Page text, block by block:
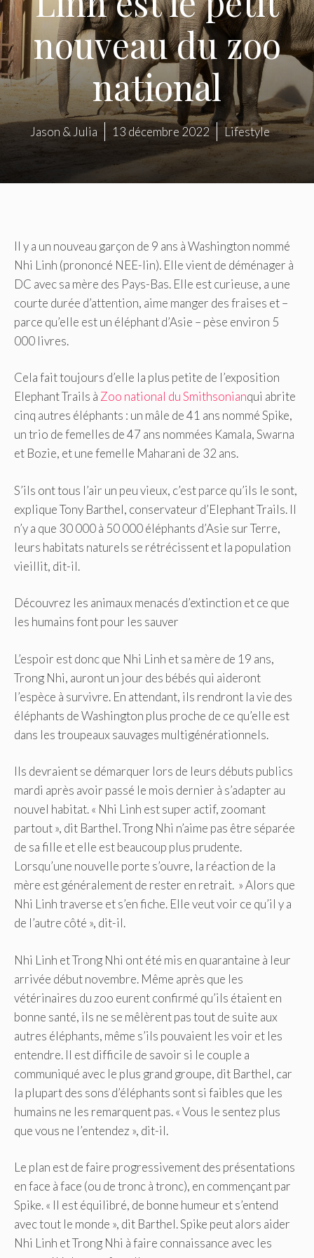
nouveau du zoo
national
Jason & Julia 13 décembre 2022 Lifestyle
Il y a un nouveau garçon de 9 ans à Washington nommé
Nhi Linh (prononcé NEE-lin). Elle vient de déménager à
DC avec sa mère des Pays-Bas. Elle est curieuse, a une
courte durée d’attention, aime manger des fraises et –
parce qu’elle est un éléphant d’Asie – pèse environ 5
000 livres.
Cela fait toujours d’elle la plus petite de l’exposition
Elephant Trails à Zoo national du Smithsonianqui abrite
cinq autres éléphants : un mâle de 41 ans nommé Spike,
un trio de femelles de 47 ans nommées Kamala, Swarna
et Bozie, et une femelle Maharani de 32 ans.
S’ils ont tous l’air un peu vieux, c’est parce qu’ils le sont,
explique Tony Barthel, conservateur d’Elephant Trails. Il
n’y a que 30 000 à 50 000 éléphants d’Asie sur Terre,
leurs habitats naturels se rétrécissent et la population
vieillit, dit-il.
Découvrez les animaux menacés d’extinction et ce que
les humains font pour les sauver
L’espoir est donc que Nhi Linh et sa mère de 19 ans,
Trong Nhi, auront un jour des bébés qui aideront
l’espèce à survivre. En attendant, ils rendront la vie des
éléphants de Washington plus proche de ce qu’elle est
dans les troupeaux sauvages multigénérationnels.
Ils devraient se démarquer lors de leurs débuts publics
mardi après avoir passé le mois dernier à s’adapter au
nouvel habitat. « Nhi Linh est super actif, zoomant
partout », dit Barthel. Trong Nhi n’aime pas être séparée
de sa fille et elle est beaucoup plus prudente.
Lorsqu’une nouvelle porte s’ouvre, la réaction de la
mère est généralement de rester en retrait. » Alors que
Nhi Linh traverse et s’en fiche. Elle veut voir ce qu’il y a
de l’autre côté », dit-il.
Nhi Linh et Trong Nhi ont été mis en quarantaine à leur
arrivée début novembre. Même après que les
vétérinaires du zoo eurent confirmé qu’ils étaient en
bonne santé, ils ne se mêlèrent pas tout de suite aux
autres éléphants, même s’ils pouvaient les voir et les
entendre. Il est difficile de savoir si le couple a
communiqué avec le plus grand groupe, dit Barthel, car
la plupart des sons d’éléphants sont si faibles que les
humains ne les remarquent pas. « Vous le sentez plus
que vous ne l’entendez », dit-il.
Le plan est de faire progressivement des présentations
en face à face (ou de tronc à tronc), en commençant par
Spike. « Il est équilibré, de bonne humeur et s’entend
avec tout le monde », dit Barthel. Spike peut alors aider
Nhi Linh et Trong Nhi à faire connaissance avec les